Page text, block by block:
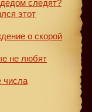
следят?
этот
о скорой
не любят
числа